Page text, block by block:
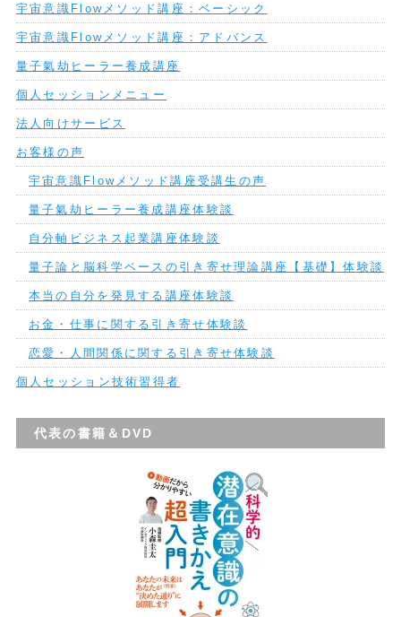
宇宙意識Flowメソッド講座：ベーシック
宇宙意識Flowメソッド講座：アドバンス
量子氣劫ヒーラー養成講座
個人セッションメニュー
法人向けサービス
お客様の声
宇宙意識Flowメソッド講座受講生の声
量子氣劫ヒーラー養成講座体験談
自分軸ビジネス起業講座体験談
量子論と脳科学ベースの引き寄せ理論講座【基礎】体験談
本当の自分を発見する講座体験談
お金・仕事に関する引き寄せ体験談
恋愛・人間関係に関する引き寄せ体験談
個人セッション技術習得者
代表の書籍＆DVD